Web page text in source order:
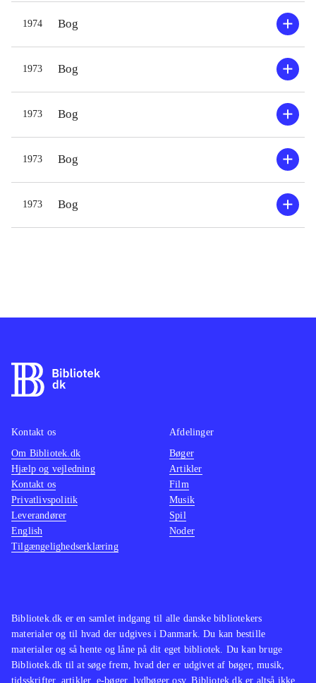
1974 Bog
1973 Bog
1973 Bog
1973 Bog
1973 Bog
Bibliotek.dk er en samlet indgang til alle danske bibliotekers
materialer og til hvad der udgives i Danmark. Du kan bestille
materialer og så hente og låne på dit eget bibliotek. Du kan bruge
Bibliotek.dk til at søge frem, hvad der er udgivet af bøger, musik,
tidsskrifter, artikler, e-bøger, lydbøger osv. Bibliotek.dk er altså ikke
Kontakt os
Om Bibliotek.dk
Hjælp og vejledning
Kontakt os
Privatlivspolitik
Leverandører
English
Tilgængelighedserklæring
Afdelinger
Bøger
Artikler
Film
Musik
Spil
Noder